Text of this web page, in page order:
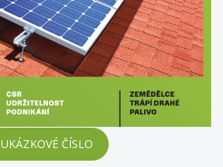
UKÁZKOVÉ ČÍSLO